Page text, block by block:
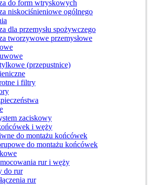
do form wtryskowych
niskociśnieniowe ogólnego
dla przemysłu spożywczego
tworzywowe przemysłowe
(przepustnice)
i filtry
zaciskowy
i węży
do montażu końcówek
do montażu końcówek
rur i węży
do rur
rur